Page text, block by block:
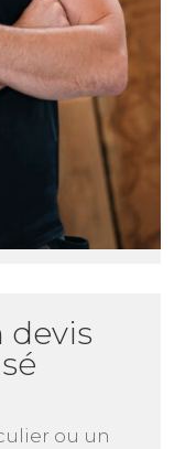
devis
ou un